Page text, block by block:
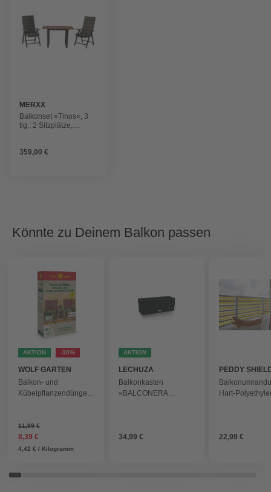
MERXX
Balkonset »Tinos«, 3
tlg., 2 Sitzplätze,
359,00 €
Könnte zu Deinem Balkon passen
AKTION -30
WOLF GARTEN
Balkon- und
Kübelpflanzendünger,
11,99 €
8,39 €
4,42 € / Kilogramm
AKTION
LECHUZA
Balkonkasten
»BALCONERA
34,99 €
PEDDY
Hart-
22,99 €